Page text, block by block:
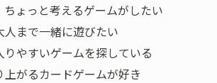
ちょっと考えるゲームがしたい
人まで一緒に遊びたい
りやすいゲームを探している
上がるカードゲームが好き